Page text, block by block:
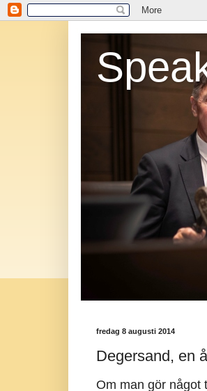
fredag 8 augusti 2014
Degersand, en
Om man gör något